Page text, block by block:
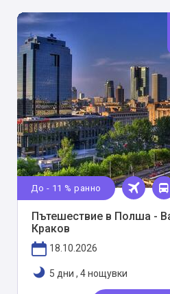
До - 11 % ранно
Пътешествие в Полша -
Краков
18.10.2026
5 дни , 4 нощувки